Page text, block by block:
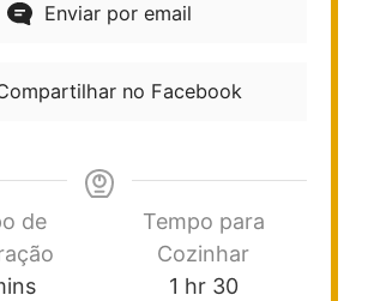
Enviar por email
no Facebook
de
Tempo para
Cozinhar
1 hr 30